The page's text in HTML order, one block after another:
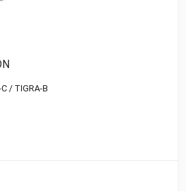
/ TIGRA-B